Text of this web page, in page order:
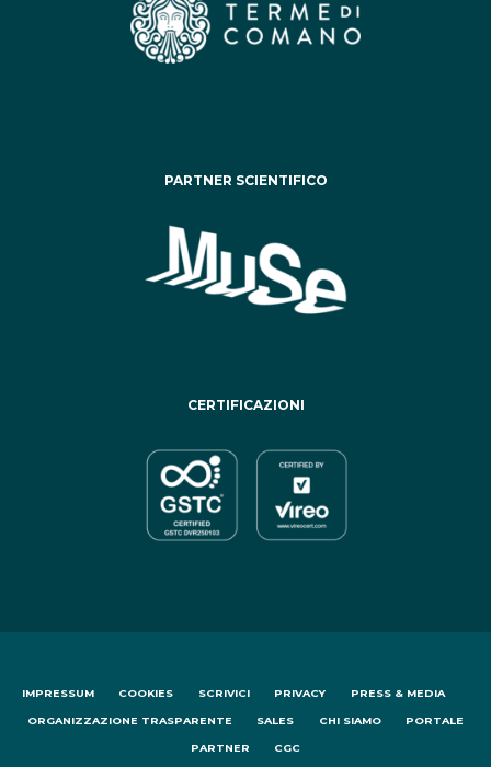
PARTNER SCIENTIFICO
CERTIFICAZIONI
IMPRESSUM COOKIES SCRIVICI PRIVACY PRESS & MEDIA
ORGANIZZAZIONE TRASPARENTE SALES CHI SIAMO PORTALE
PARTNER CGC